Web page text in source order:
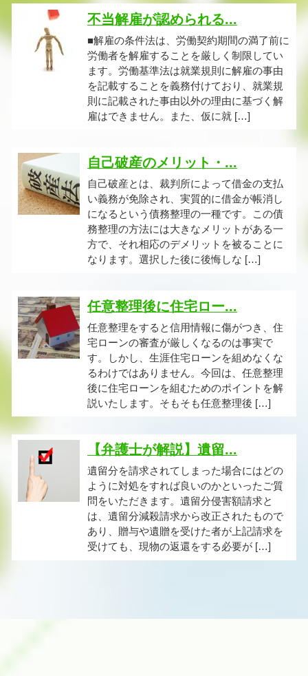
不当解雇が認められる...
■解雇の条件法は、労働契約期間の満了前に
労働者を解雇することを厳しく制限してい
ます。労働基準法は就業規則に解雇の事由
を記載することを義務付けており、就業規
則に記載された事由以外の理由に基づく解
雇はできません。また、仮に就 […]
自己破産のメリット・...
自己破産とは、裁判所によって借金の支払
い義務が免除され、実質的に借金が帳消し
になるという債務整理の一種です。この債
務整理の方法には大きなメリットがある一
方で、それ相応のデメリットを被ることに
なります。選択した後に後悔しな […]
任意整理後に住宅ロー...
任意整理をすると信用情報に傷がつき、住
宅ローンの審査が厳しくなるのは事実で
す。しかし、生涯住宅ローンを組めなくな
るわけではありません。今回は、任意整理
後に住宅ローンを組むためのポイントを解
説いたします。そもそも任意整理後 […]
【弁護士が解説】遺留...
遺留分を請求されてしまった場合にはどの
ように対処をすれば良いのかといったご質
問をいただきます。遺留分侵害額請求と
は、遺留分減殺請求から改正されたもので
あり、贈与や遺贈を受けた者が上記請求を
受けても、現物の返還をする必要が […]